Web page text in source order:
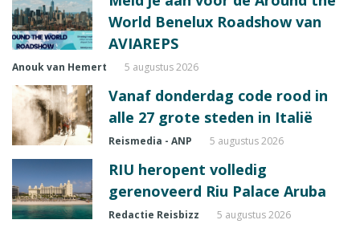
World Benelux Roadshow van
AVIAREPS
Anouk van Hemert 5 augustus 2026
Vanaf donderdag code rood in
alle 27 grote steden in Italië
Reismedia - ANP 5 augustus 2026
RIU heropent volledig
gerenoveerd Riu Palace Aruba
Redactie Reisbizz 5 augustus 2026